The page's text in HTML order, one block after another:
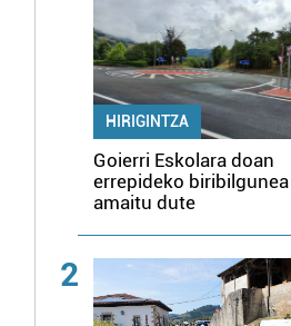
HIRIGINTZA
Goierri Eskolara doan
errepideko biribilgunea
amaitu dute
2